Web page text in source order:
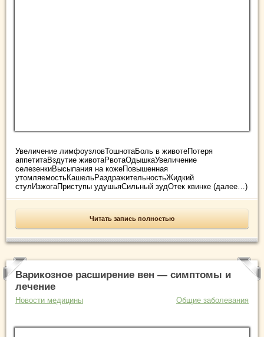
Увеличение лимфоузловТошнотаБоль в животеПотеря
аппетитаВздутие животаРвотаОдышкаУвеличение
селезенкиВысыпания на кожеПовышенная
утомляемостьКашельРаздражительностьЖидкий
стулИзжогаПриступы удушьяСильный зудОтек квинке (далее…)
Читать запись полностью
Варикозное расширение вен — симптомы и
лечение
Новости медицины Общие заболевания